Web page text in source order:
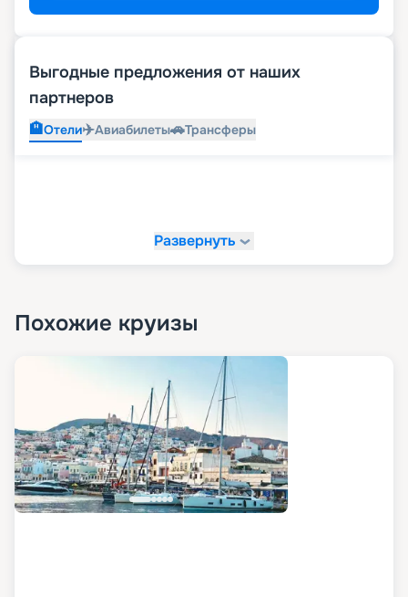
Выгодные предложения от наших
партнеров
🏨Отели✈️Авиабилеты🚗Трансферы
Развернуть
Похожие круизы